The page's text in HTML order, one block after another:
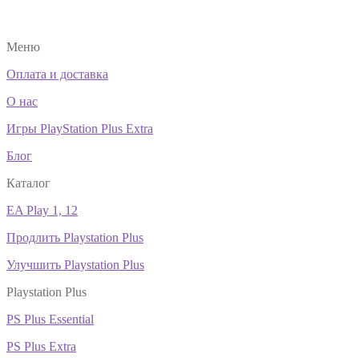
Меню
Оплата и доставка
О нас
Игры PlayStation Plus Extra
Блог
Каталог
EA Play 1, 12
Продлить Playstation Plus
Улучшить Playstation Plus
Playstation Plus
PS Plus Essential
PS Plus Extra